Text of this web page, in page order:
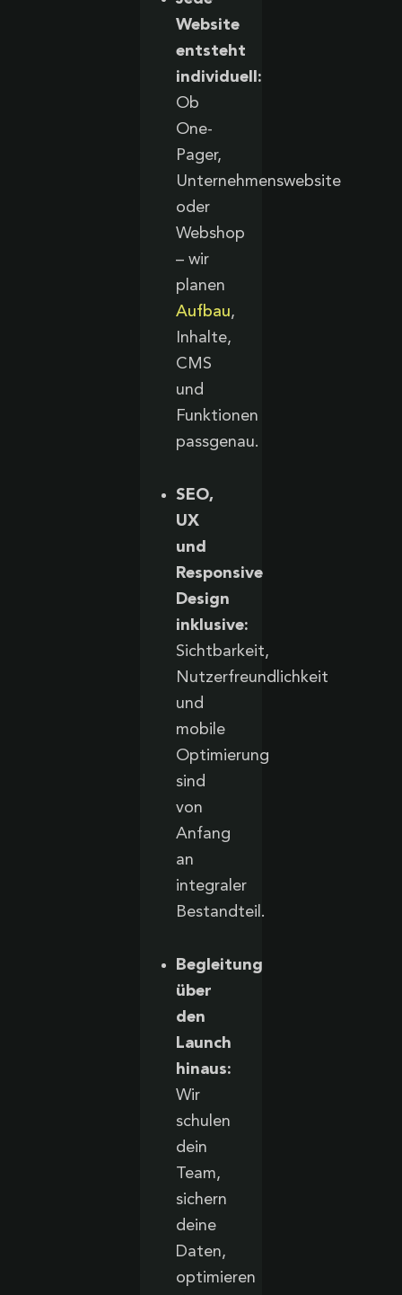
Website
entsteht
individuell:
Ob
One-
Pager,
Unternehmenswebsite
oder
Webshop
– wir
planen
Aufbau,
Inhalte,
CMS
und
Funktionen
passgenau.
SEO,
UX
und
Responsive
Design
inklusive:
Sichtbarkeit,
Nutzerfreundlichkeit
und
mobile
Optimierung
sind
von
Anfang
an
integraler
Bestandteil.
Begleitung
über
den
Launch
hinaus:
Wir
schulen
dein
Team,
sichern
deine
Daten,
optimieren